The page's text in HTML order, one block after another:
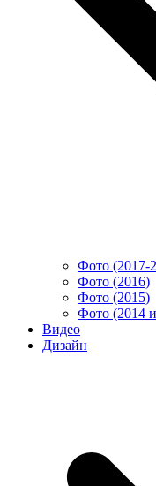
Фото (2017-
Фото (2016)
Фото (2015)
Фото (2014
Видео
Дизайн